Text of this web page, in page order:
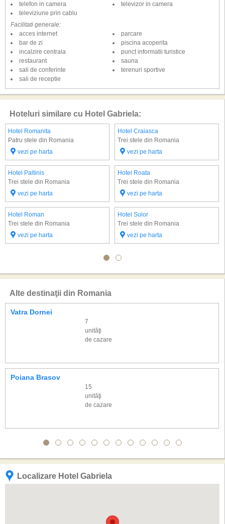
telefon in camera
televiziune prin cablu
televizor in camera
Facilitati generale:
acces internet
bar de zi
incalzire centrala
parcare
piscina acoperita
punct informatii turistice
restaurant
sali de conferinte
sali de receptie
sauna
terenuri sportive
Hoteluri similare cu Hotel Gabriela:
Hotel Romanita
Patru stele din Romania
vezi pe harta
Hotel Craiasca
Trei stele din Romania
vezi pe harta
Hotel Paltinis
Trei stele din Romania
vezi pe harta
Hotel Roata
Trei stele din Romania
vezi pe harta
Hotel Roman
Trei stele din Romania
vezi pe harta
Hotel Suior
Trei stele din Romania
vezi pe harta
Alte destinaţii din Romania
Vatra Dornei
7
unităţi
de cazare
Poiana Brasov
15
unităţi
de cazare
Localizare Hotel Gabriela